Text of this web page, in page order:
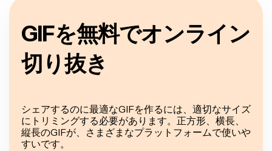
GIFを無料でオンライン
切り抜き
シェアするのに最適なGIFを作るには、適切なサイズ
にトリミングする必要があります。正方形、横長、
縦長のGIFが、さまざまなプラットフォームで使いや
すいです。